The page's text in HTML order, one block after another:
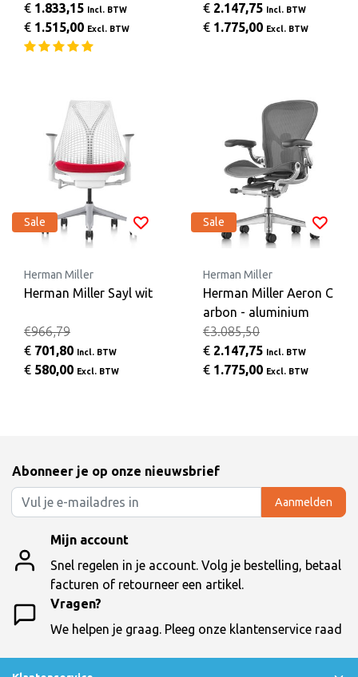
€ 1.833,15 Incl. BTW
€ 1.515,00 Excl. BTW
€ 2.147,75 Incl. BTW
€ 1.775,00 Excl. BTW
Sale
Herman Miller
Herman Miller Sayl wit
€966,79
€ 701,80 Incl. BTW
€ 580,00 Excl. BTW
Sale
Herman Miller
Herman Miller Aeron C
arbon - aluminium
€3.085,50
€ 2.147,75 Incl. BTW
€ 1.775,00 Excl. BTW
Abonneer je op onze nieuwsbrief
Aanmelden
Mijn account
Snel regelen in je account. Volg je bestelling, betaal
facturen of retourneer een artikel.
Vragen?
We helpen je graag. Pleeg onze klantenservice raad